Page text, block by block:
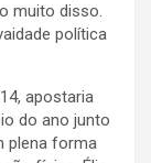
muito disso.
política
apostaria
do ano junto
plena forma